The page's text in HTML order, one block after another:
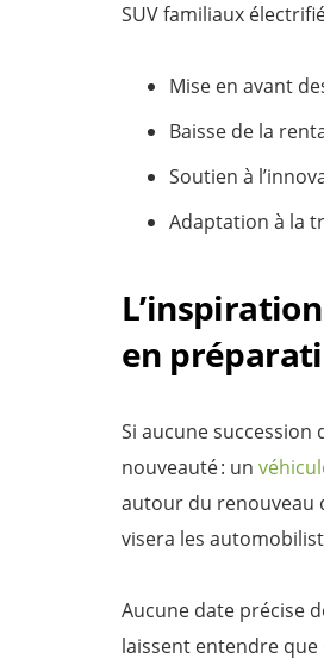
SUV familiaux
Mise en avant
Baisse de la
Soutien à
Adaptation à la
en
Si aucune succession
nouveauté : un
autour du renouveau
visera les
Aucune date précise
laissent entendre